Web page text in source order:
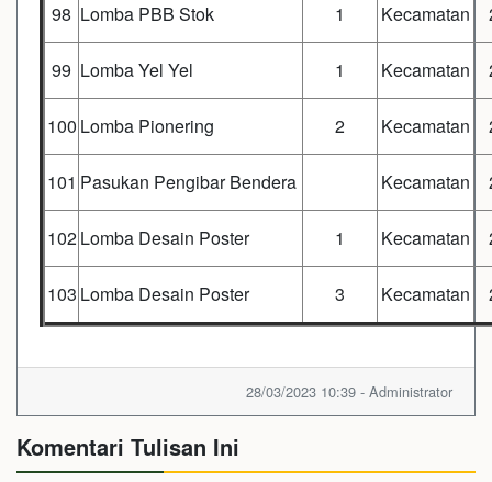
98 Lomba PBB Stok 1 Kecamatan
99 Lomba Yel Yel 1 Kecamatan
100 Lomba Pionering 2 Kecamatan
101 Pasukan Pengibar Bendera Kecamatan
102Lomba Desain Poster 1 Kecamatan
103 Lomba Desain Poster 3 Kecamatan
28/03/2023 10:39 - Administrator
Komentari Tulisan Ini